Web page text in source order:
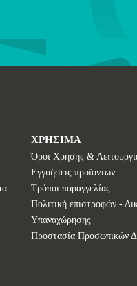
ΧΡΗΣΙΜΑ
Όροι Χρήσης &
Εγγυήσεις προϊόντων
Τρόποι παραγγελίας
Πολιτική επιστροφών -
Υπαναχώρησης
Προστασία Προσωπικών